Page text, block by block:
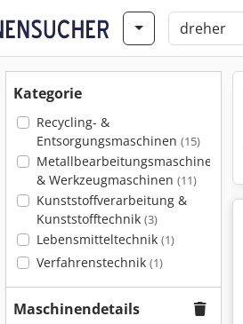
Kategorie
Recycling- &
Entsorgungsmaschinen (15)
Metallbearbeitungsmaschinen
& Werkzeugmaschinen (11)
Kunststoffverarbeitung &
Kunststofftechnik (3)
Lebensmitteltechnik (1)
Verfahrenstechnik (1)
Maschinendetails